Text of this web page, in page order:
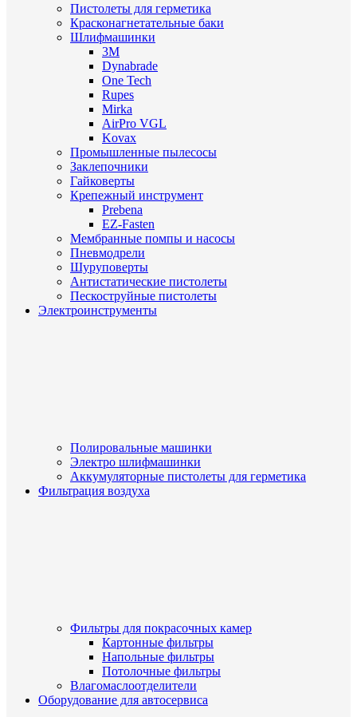
Пистолеты для герметика
Красконагнетательные баки
Шлифмашинки
3M
Dynabrade
One Tech
Rupes
Mirka
AirPro VGL
Kovax
Промышленные пылесосы
Заклепочники
Гайковерты
Крепежный инструмент
Prebena
EZ-Fasten
Мембранные помпы и насосы
Пневмодрели
Шуруповерты
Антистатические пистолеты
Пескоструйные пистолеты
Электроинструменты
Полировальные машинки
Электро шлифмашинки
Аккумуляторные пистолеты для герметика
Фильтрация воздуха
Фильтры для покрасочных камер
Картонные фильтры
Напольные фильтры
Потолочные фильтры
Влагомаслоотделители
Оборудование для автосервиса